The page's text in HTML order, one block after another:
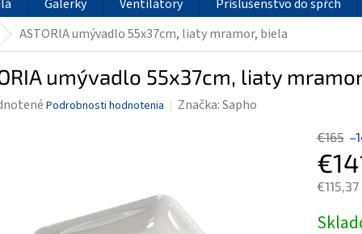
Galerky Ventilátory Príslušenstvo do spŕch
ASTORIA umývadlo 55x37cm, liaty mramor, biela
umývadlo 55x37cm, liaty
Podrobnosti hodnotenia Značka:Sapho
€165
cena: